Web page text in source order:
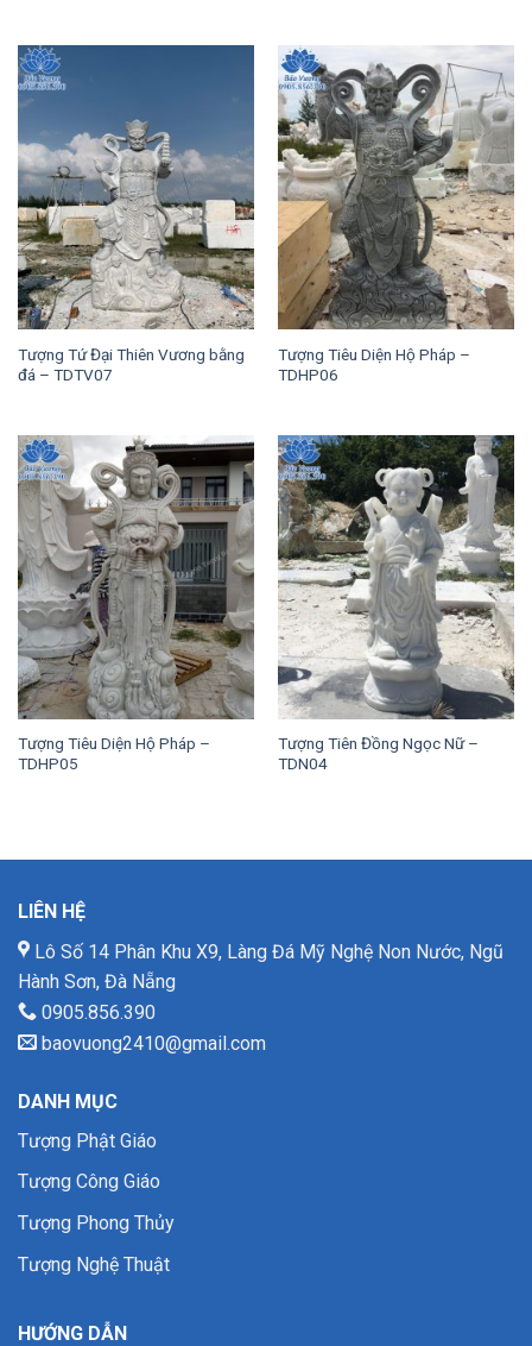
Tượng Tứ Đại Thiên Vương bằng
đá – TDTV07
Tượng Tiêu Diện Hộ Pháp –
TDHP06
Tượng Tiêu Diện Hộ Pháp –
TDHP05
Tượng Tiên Đồng Ngọc Nữ –
TDN04
LIÊN HỆ
Lô Số 14 Phân Khu X9, Làng Đá Mỹ Nghệ Non Nước, Ngũ
Hành Sơn, Đà Nẵng
0905.856.390
baovuong2410@gmail.com
DANH MỤC
Tượng Phật Giáo
Tượng Công Giáo
Tượng Phong Thủy
Tượng Nghệ Thuật
HƯỚNG DẪN